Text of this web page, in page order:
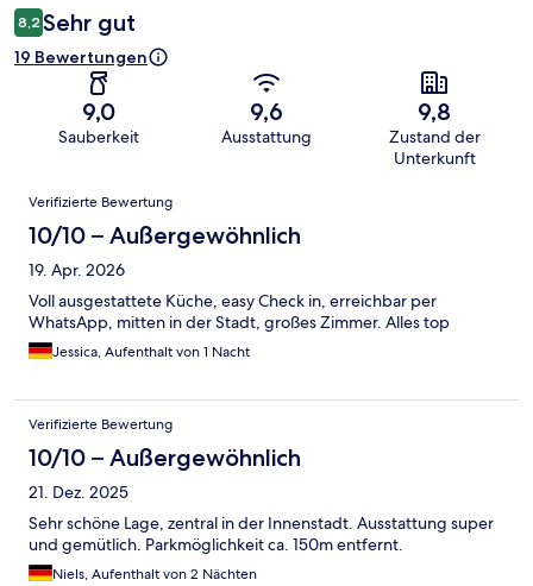
8,2 Sehr gut
19 Bewertungen
9,0
Sauberkeit
9,6
Ausstattung
9,8
Zustand der
Unterkunft
Bewertungen
Verifizierte Bewertung
10/10 – Außergewöhnlich
19. Apr. 2026
Voll ausgestattete Küche, easy Check in, erreichbar per
WhatsApp, mitten in der Stadt, großes Zimmer. Alles top
Jessica, Aufenthalt von 1 Nacht
Verifizierte Bewertung
10/10 – Außergewöhnlich
21. Dez. 2025
Sehr schöne Lage, zentral in der Innenstadt. Ausstattung super
und gemütlich. Parkmöglichkeit ca. 150m entfernt.
Niels, Aufenthalt von 2 Nächten